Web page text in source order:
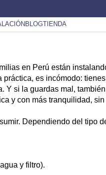
BLOGTIENDA
en Perú están
es incómodo:
Y si la guardas mal,
y con más tranquilidad,
Dependiendo del tipo
y filtro).